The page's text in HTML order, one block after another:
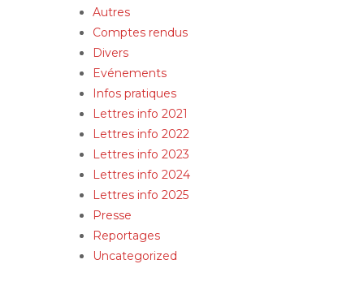
Autres
Comptes rendus
Divers
Evénements
Infos pratiques
Lettres info 2021
Lettres info 2022
Lettres info 2023
Lettres info 2024
Lettres info 2025
Presse
Reportages
Uncategorized